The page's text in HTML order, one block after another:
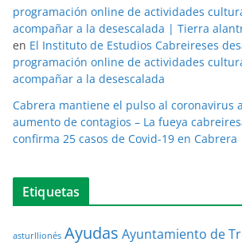
programación online de actividades
acompañar a la desescalada | Tierra
en El Instituto de Estudios Cabreireses
programación online de actividades
acompañar a la desescalada
Cabrera mantiene el pulso al coronavirus
aumento de contagios – La fueya
confirma 25 casos de Covid-19 en Cabrera
Etiquetas
asturllionés Ayudas Ayuntamiento de